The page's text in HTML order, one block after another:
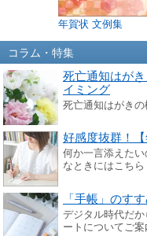
年賀状 文例集
コラム・特集
死亡通知はが
イミング
死亡通知はがきの
好感度抜群！
何か一言添えた
なときにはこちら
「手帳」のす
デジタル時代だ
ートについてご案